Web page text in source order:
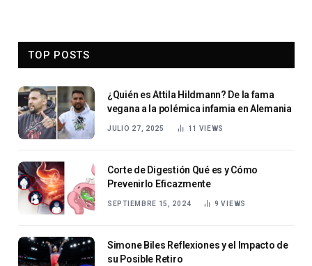
TOP POSTS
¿Quién es Attila Hildmann? De la fama
vegana a la polémica infamia en Alemania
JULIO 27, 2025 11 VIEWS
Corte de Digestión Qué es y Cómo
Prevenirlo Eficazmente
SEPTIEMBRE 15, 2024 9VIEWS
Simone Biles Reflexiones y el Impacto de
su Posible Retiro